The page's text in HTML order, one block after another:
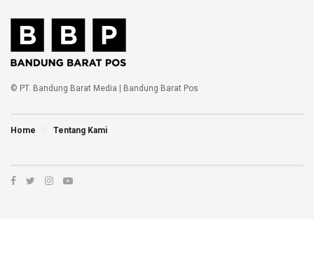
© PT. Bandung Barat Media | Bandung Barat Pos
Home Tentang Kami